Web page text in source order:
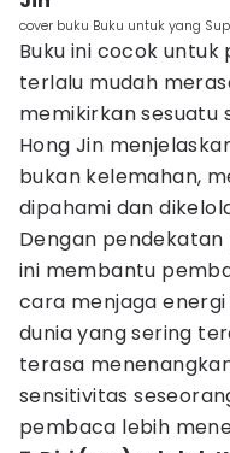
cover buku Buku untuk yang
Buku ini cocok
terlalu mudah
memikirkan sesuatu
Hong Jin
bukan kelemahan,
dipahami dan
Dengan pendekatan
ini membantu
cara menjaga
dunia yang sering
terasa
sensitivitas
pembaca lebih